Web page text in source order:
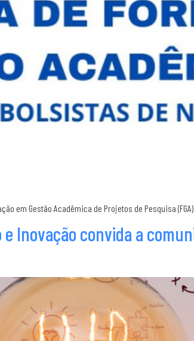
em Gestão Acadêmica de Projetos de Pesquisa
Inovação convida a